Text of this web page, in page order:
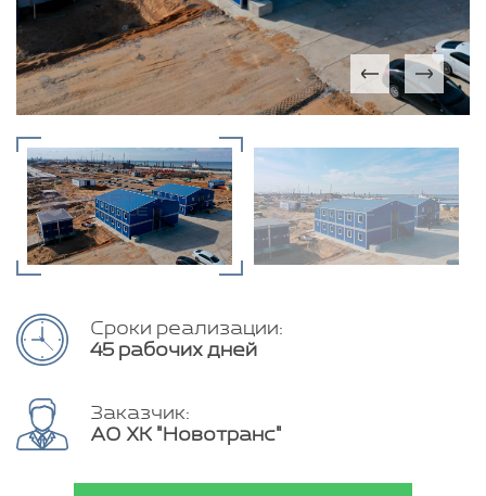
Сроки реализации:
45 рабочих дней
Заказчик:
АО ХК "Новотранс"